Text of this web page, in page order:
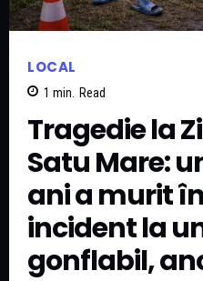
LOCAL
1 min. Read
Tragedie la
Satu Mare:
ani a murit
incident la
gonflabil,